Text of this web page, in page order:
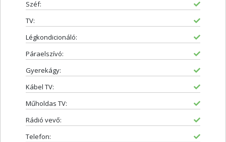
Széf:
TV:
Légkondicionáló:
Páraelszívó:
Gyerekágy:
Kábel TV:
Műholdas TV:
Rádió vevő:
Telefon: